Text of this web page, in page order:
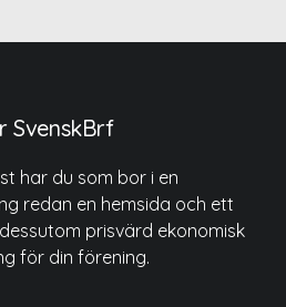
SvenskBrf
har du som bor i en
redan en hemsida och ett
prisvärd ekonomisk
för din förening.